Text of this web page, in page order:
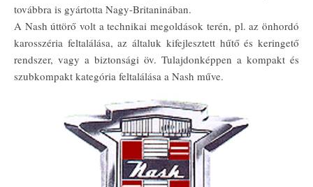
továbbra is gyártotta Nagy-Britaninában.
A Nash úttörő volt a technikai megoldások terén, pl. az önhordó
karosszéria feltalálása, az általuk kifejlesztett hűtő és keringető
rendszer, vagy a biztonsági öv. Tulajdonképpen a kompakt és
szubkompakt kategória feltalálása a Nash műve.